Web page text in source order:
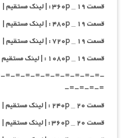
قسمت ۱۹ _ ۳۶۰p : | لینک مستقیم |
قسمت ۱۹ _ ۴۸۰p : | لینک مستقیم |
قسمت ۱۹ _ ۷۲۰p : | لینک مستقیم |
قسمت ۱۹ _ ۱۰۸۰p : | لینک مستقیم |
=-=-=-=-=-=-=-=-=-=-
=-=-=-=-
قسمت ۲۰ _ ۲۴۰p : | لینک مستقیم |
قسمت ۲۰ _ ۳۶۰p : | لینک مستقیم |